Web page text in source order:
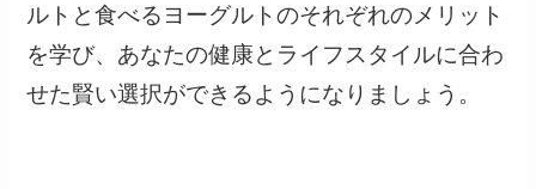
ルトと食べるヨーグルトのそれぞれのメリット
を学び、あなたの健康とライフスタイルに合わ
せた賢い選択ができるようになりましょう。